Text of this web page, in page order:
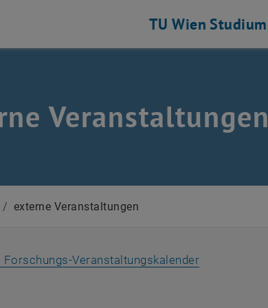
TU Wien Studium
Veranstaltungen
/ externe Veranstaltungen
Forschungs-Veranstaltungskalender